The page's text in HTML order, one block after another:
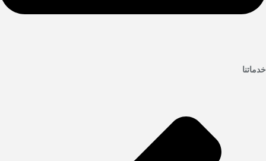
خدماتنا